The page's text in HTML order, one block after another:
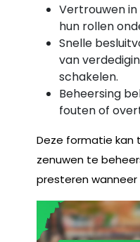
Vertrouwen
hun rollen
Snelle
van
schakelen.
Beheersing
fouten of
Deze formatie kan
zenuwen te
presteren wanneer